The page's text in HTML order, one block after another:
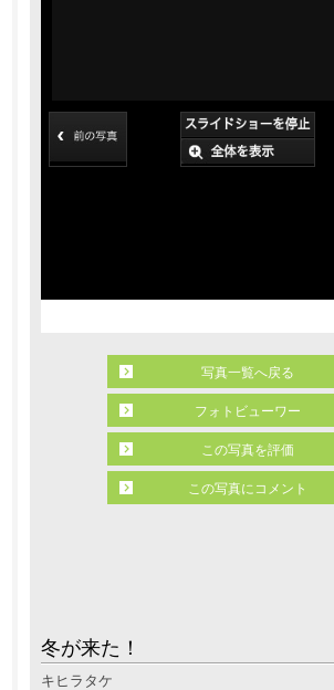
冬が来た！
キヒラタケ
写真一覧へ戻る
フォトビューワー
この写真を評価
この写真にコメント